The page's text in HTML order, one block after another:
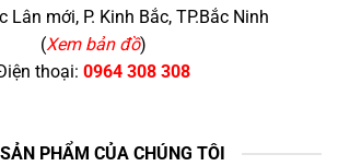
Lân mới, P. Kinh Bắc, TP.Bắc Ninh
(Xem bản đồ)
thoại: 0964 308 308
PHẨM CỦA CHÚNG TÔI